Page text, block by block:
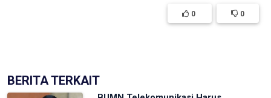
0 0
BERITA TERKAIT